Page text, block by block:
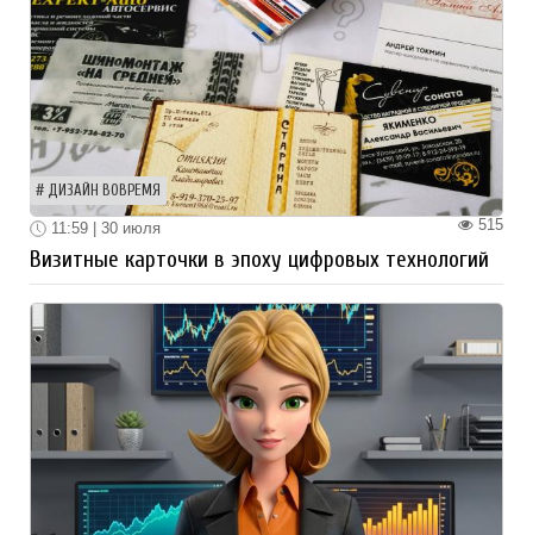
ДИЗАЙН ВОВРЕМЯ
515
11:59 | 30 июля
Визитные карточки в эпоху цифровых технологий